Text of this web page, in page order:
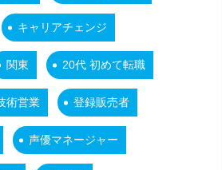
キャリアチェンジ
関東 20代 初めて転職
術営業 登録販売者
声優マネージャー